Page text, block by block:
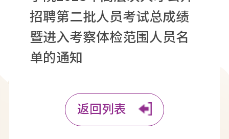
招聘第二批人员考试总成绩
暨进入考察体检范围人员名
单的通知
返回列表